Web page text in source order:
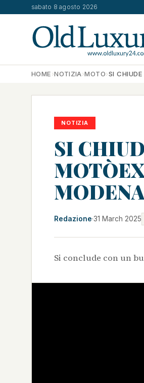
sabato 8 agosto 2026
HOME›NOTIZIA›MOTO›SI
NOTIZIA
SI
Redazione·31 March 2025
Si conclude con un